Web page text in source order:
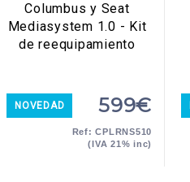
NOVEDAD
Columbus y Seat
Mediasystem 1.0 - Kit
de reequipamiento
599€
Ref: CPLRNS510
(IVA 21% inc)